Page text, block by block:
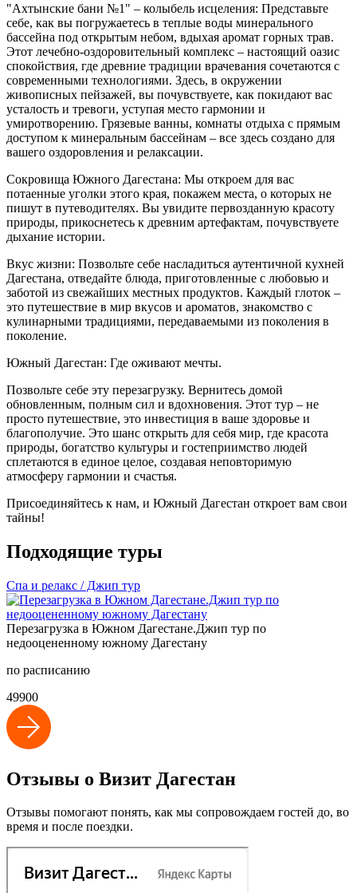
"Ахтынские бани №1" – колыбель исцеления: Представьте
себе, как вы погружаетесь в теплые воды минерального
бассейна под открытым небом, вдыхая аромат горных трав.
Этот лечебно-оздоровительный комплекс – настоящий оазис
спокойствия, где древние традиции врачевания сочетаются с
современными технологиями. Здесь, в окружении
живописных пейзажей, вы почувствуете, как покидают вас
усталость и тревоги, уступая место гармонии и
умиротворению. Грязевые ванны, комнаты отдыха с прямым
доступом к минеральным бассейнам – все здесь создано для
вашего оздоровления и релаксации.
Сокровища Южного Дагестана: Мы откроем для вас
потаенные уголки этого края, покажем места, о которых не
пишут в путеводителях. Вы увидите первозданную красоту
природы, прикоснетесь к древним артефактам, почувствуете
дыхание истории.
Вкус жизни: Позвольте себе насладиться аутентичной кухней
Дагестана, отведайте блюда, приготовленные с любовью и
заботой из свежайших местных продуктов. Каждый глоток –
это путешествие в мир вкусов и ароматов, знакомство с
кулинарными традициями, передаваемыми из поколения в
поколение.
Южный Дагестан: Где оживают мечты.
Позвольте себе эту перезагрузку. Вернитесь домой
обновленным, полным сил и вдохновения. Этот тур – не
просто путешествие, это инвестиция в ваше здоровье и
благополучие. Это шанс открыть для себя мир, где красота
природы, богатство культуры и гостеприимство людей
сплетаются в единое целое, создавая неповторимую
атмосферу гармонии и счастья.
Присоединяйтесь к нам, и Южный Дагестан откроет вам свои
тайны!
Подходящие туры
Спа и релакс / Джип тур
Перезагрузка в Южном Дагестане.Джип тур по
недооцененному южному Дагестану
по расписанию
49900
Отзывы о Визит Дагестан
Отзывы помогают понять, как мы сопровождаем гостей до, во
время и после поездки.